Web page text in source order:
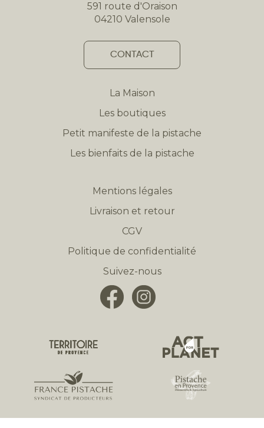
591 route d'Oraison
04210 Valensole
CONTACT
La Maison
Les boutiques
Petit manifeste de la pistache
Les bienfaits de la pistache
Mentions légales
Livraison et retour
CGV
Politique de confidentialité
Suivez-nous